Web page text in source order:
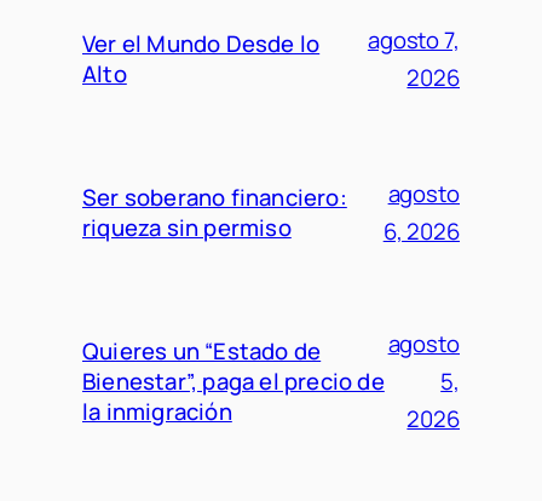
Ver el Mundo Desde lo
Alto
agosto 7,
2026
Ser soberano financiero:
riqueza sin permiso
agosto
6, 2026
Quieres un “Estado de
Bienestar”, paga el precio de
la inmigración
agosto
5,
2026